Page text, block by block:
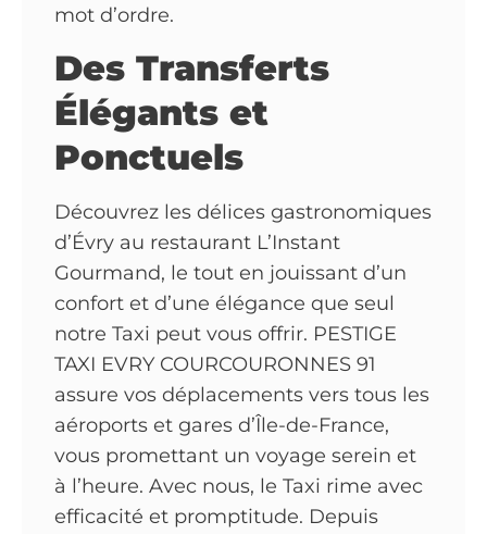
mot d’ordre.
Des Transferts
Élégants et
Ponctuels
Découvrez les délices gastronomiques
d’Évry au restaurant L’Instant
Gourmand, le tout en jouissant d’un
confort et d’une élégance que seul
notre Taxi peut vous offrir. PESTIGE
TAXI EVRY COURCOURONNES 91
assure vos déplacements vers tous les
aéroports et gares d’Île-de-France,
vous promettant un voyage serein et
à l’heure. Avec nous, le Taxi rime avec
efficacité et promptitude. Depuis